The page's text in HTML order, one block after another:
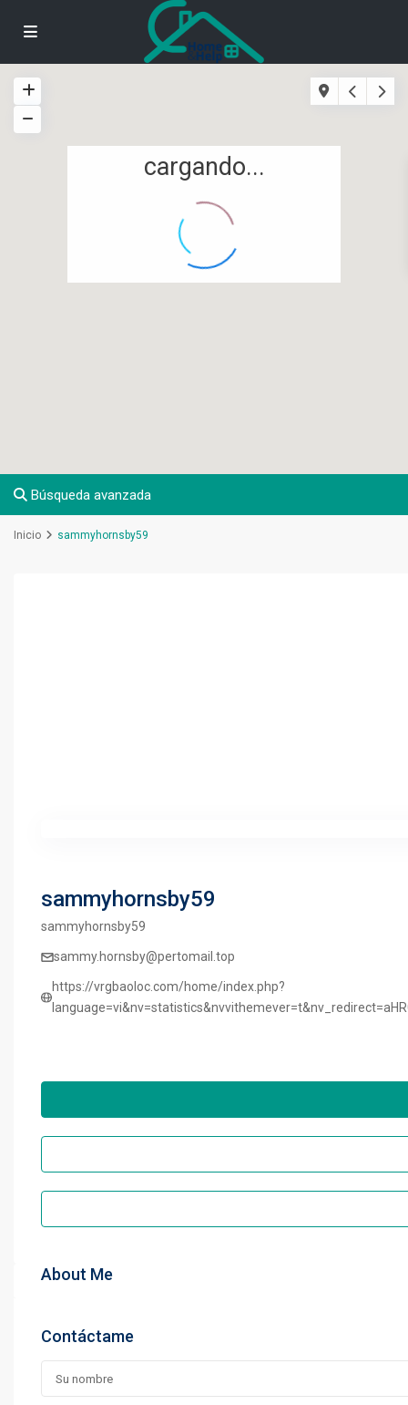
cargando...
Búsqueda avanzada
Inicio sammyhornsby59
sammyhornsby59
sammyhornsby59
sammy.hornsby@pertomail.top
https://vrgbaoloc.com/home/index.php?
About Me
Contáctame